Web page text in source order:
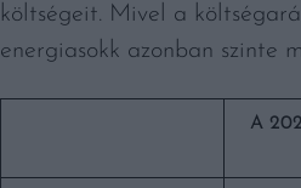
költségeit. Mivel a
energiasokk azonban szinte
A